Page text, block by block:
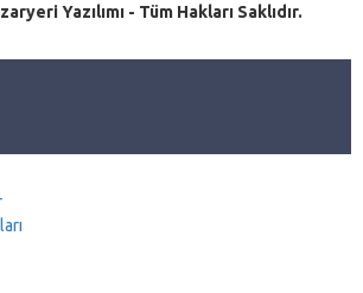
Yazılımı - Tüm Hakları Saklıdır.